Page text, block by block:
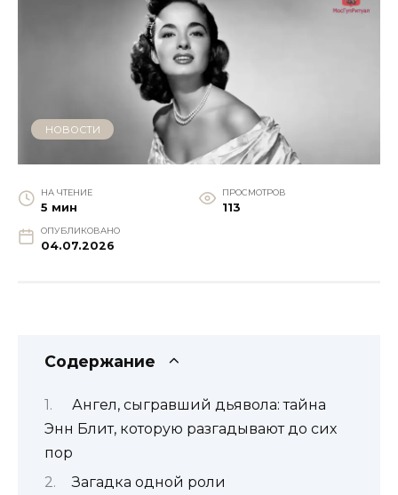
НОВОСТИ
НА ЧТЕНИЕ
5 мин
ПРОСМОТРОВ
113
ОПУБЛИКОВАНО
04.07.2026
Содержание
Ангел, сыгравший дьявола: тайна
Энн Блит, которую разгадывают до сих
пор
Загадка одной роли